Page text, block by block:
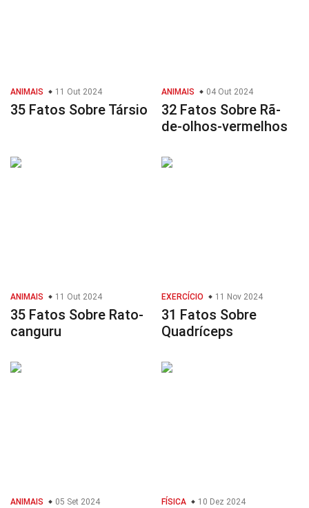
ANIMAIS 11 Out 2024
35 Fatos Sobre Társio
ANIMAIS 04 Out 2024
32 Fatos Sobre Rã-
de-olhos-vermelhos
ANIMAIS 11 Out 2024
35 Fatos Sobre Rato-
canguru
EXERCÍCIO 11 Nov 2024
31 Fatos Sobre
Quadríceps
ANIMAIS 05 Set 2024 FÍSICA 10 Dez 2024